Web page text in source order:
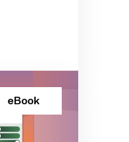
eBook